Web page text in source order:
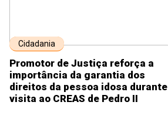
Cidadania
Promotor de Justiça reforça a
importância da garantia dos
direitos da pessoa idosa durante
visita ao CREAS de Pedro II